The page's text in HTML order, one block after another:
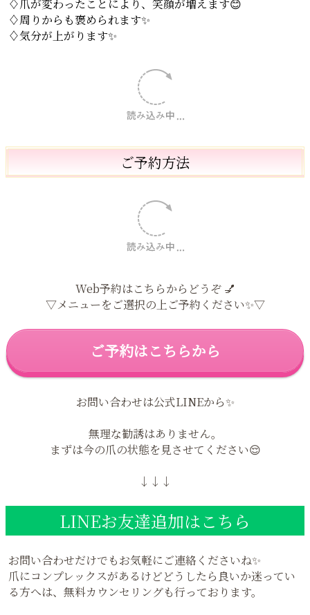
万が一、剥がれや欠けが生じた場合はご来店から『1週間以
内』でしたら無料でお直しいたします。
但し、お客様ご都合による剥がれや欠けは有料でのお直し
※いかなる場合でも返金対応はいたしかねます。
当サロンにお越しいただくと…✨
♢自信を持って手元、指先を見せることができます✨
♢爪が変わったことにより、笑顔が増えます😊
♢気分が上がります✨